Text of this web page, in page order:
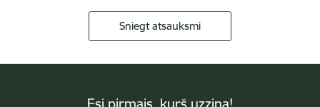
Sniegt atsauksmi
Esi pirmais, kurš uzzina!